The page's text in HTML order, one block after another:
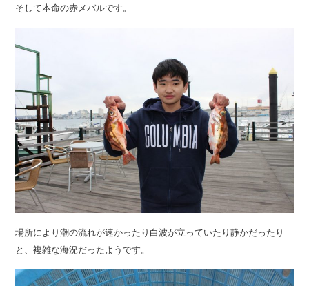
そして本命の赤メバルです。
場所により潮の流れが速かったり白波が立っていたり静かだったり
と、複雑な海況だったようです。